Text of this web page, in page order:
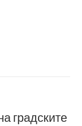
градските